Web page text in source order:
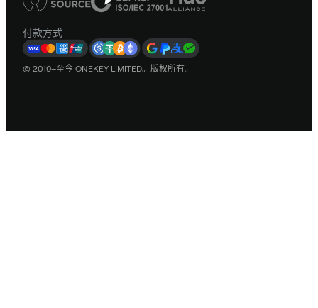
付款方式
© 2019–至今 ONEKEY LIMITED。版权所有。